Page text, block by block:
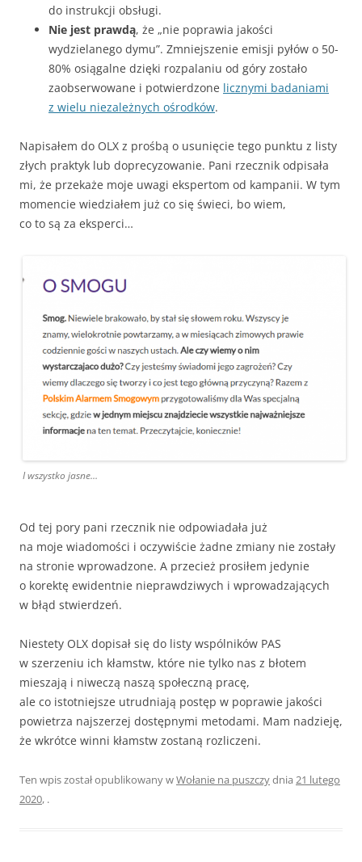
do instrukcji obsługi.
Nie jest prawdą, że „nie poprawia jakości
wydzielanego dymu”. Zmniejszenie emisji pyłów o 50-
80% osiągalne dzięki rozpalaniu od góry zostało
zaobserwowane i potwierdzone licznymi badaniami
z wielu niezależnych ośrodków.
Napisałem do OLX z prośbą o usunięcie tego punktu z listy
złych praktyk lub doprecyzowanie. Pani rzecznik odpisała
mi, że przekaże moje uwagi ekspertom od kampanii. W tym
momencie wiedziałem już co się świeci, bo wiem,
co to są za eksperci…
I wszystko jasne…
Od tej pory pani rzecznik nie odpowiadała już
na moje wiadomości i oczywiście żadne zmiany nie zostały
na stronie wprowadzone. A przecież prosiłem jedynie
o korektę ewidentnie nieprawdziwych i wprowadzających
w błąd stwierdzeń.
Niestety OLX dopisał się do listy wspólników PAS
w szerzeniu ich kłamstw, które nie tylko nas z błotem
mieszają i niweczą naszą społeczną pracę,
ale co istotniejsze utrudniają postęp w poprawie jakości
powietrza najszerzej dostępnymi metodami. Mam nadzieję,
że wkrótce winni kłamstw zostaną rozliczeni.
Ten wpis został opublikowany wWołanie na puszczydnia 21 lutego
2020, .